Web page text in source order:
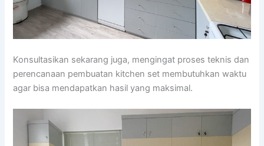
Konsultasikan sekarang juga, mengingat proses teknis dan
perencanaan pembuatan kitchen set membutuhkan waktu
agar bisa mendapatkan hasil yang maksimal.